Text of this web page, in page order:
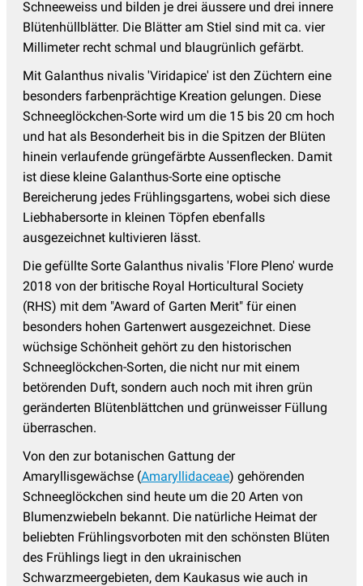
Schneeweiss und bilden je drei äussere und drei innere
Blütenhüllblätter. Die Blätter am Stiel sind mit ca. vier
Millimeter recht schmal und blaugrünlich gefärbt.
Mit Galanthus nivalis 'Viridapice' ist den Züchtern eine
besonders farbenprächtige Kreation gelungen. Diese
Schneeglöckchen-Sorte wird um die 15 bis 20 cm hoch
und hat als Besonderheit bis in die Spitzen der Blüten
hinein verlaufende grüngefärbte Aussenflecken. Damit
ist diese kleine Galanthus-Sorte eine optische
Bereicherung jedes Frühlingsgartens, wobei sich diese
Liebhabersorte in kleinen Töpfen ebenfalls
ausgezeichnet kultivieren lässt.
Die gefüllte Sorte Galanthus nivalis 'Flore Pleno' wurde
2018 von der britische Royal Horticultural Society
(RHS) mit dem "Award of Garten Merit" für einen
besonders hohen Gartenwert ausgezeichnet. Diese
wüchsige Schönheit gehört zu den historischen
Schneeglöckchen-Sorten, die nicht nur mit einem
betörenden Duft, sondern auch noch mit ihren grün
geränderten Blütenblättchen und grünweisser Füllung
überraschen.
Von den zur botanischen Gattung der
Amaryllisgewächse (Amaryllidaceae) gehörenden
Schneeglöckchen sind heute um die 20 Arten von
Blumenzwiebeln bekannt. Die natürliche Heimat der
beliebten Frühlingsvorboten mit den schönsten Blüten
des Frühlings liegt in den ukrainischen
Schwarzmeergebieten, dem Kaukasus wie auch in